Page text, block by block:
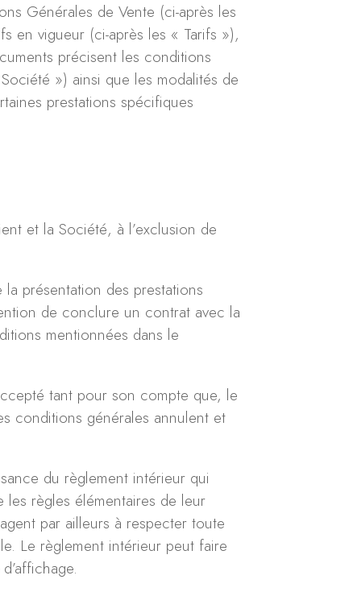
Générales de Vente (ci-après les
en vigueur (ci-après les « Tarifs »),
précisent les conditions
») ainsi que les modalités de
prestations spécifiques
et la Société, à l’exclusion de
présentation des prestations
de conclure un contrat avec la
mentionnées dans le
tant pour son compte que, le
conditions générales annulent et
du règlement intérieur qui
les règles élémentaires de leur
par ailleurs à respecter toute
Le règlement intérieur peut faire